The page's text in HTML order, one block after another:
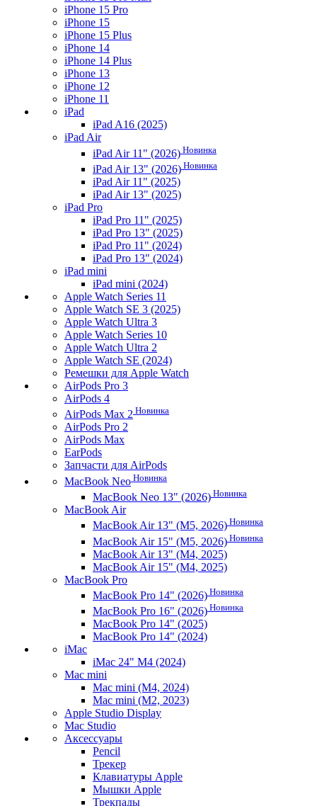
iPhone 15 Pro
iPhone 15
iPhone 15 Plus
iPhone 14
iPhone 14 Plus
iPhone 13
iPhone 12
iPhone 11
iPad
iPad A16 (2025)
iPad Air
iPad Air 11" (2026) Новинка
iPad Air 13" (2026) Новинка
iPad Air 11" (2025)
iPad Air 13" (2025)
iPad Pro
iPad Pro 11" (2025)
iPad Pro 13" (2025)
iPad Pro 11" (2024)
iPad Pro 13" (2024)
iPad mini
iPad mini (2024)
Apple Watch Series 11
Apple Watch SE 3 (2025)
Apple Watch Ultra 3
Apple Watch Series 10
Apple Watch Ultra 2
Apple Watch SE (2024)
Ремешки для Apple Watch
AirPods Pro 3
AirPods 4
AirPods Max 2 Новинка
AirPods Pro 2
AirPods Max
EarPods
Запчасти для AirPods
MacBook Neo Новинка
MacBook Neo 13" (2026) Новинка
MacBook Air
MacBook Air 13" (M5, 2026) Новинка
MacBook Air 15" (M5, 2026) Новинка
MacBook Air 13" (M4, 2025)
MacBook Air 15" (M4, 2025)
MacBook Pro
MacBook Pro 14" (2026) Новинка
MacBook Pro 16" (2026) Новинка
MacBook Pro 14" (2025)
MacBook Pro 14" (2024)
iMac
iMac 24" M4 (2024)
Mac mini
Mac mini (M4, 2024)
Mac mini (M2, 2023)
Apple Studio Display
Mac Studio
Аксессуары
Pencil
Трекер
Клавиатуры Apple
Мышки Apple
Трекпады